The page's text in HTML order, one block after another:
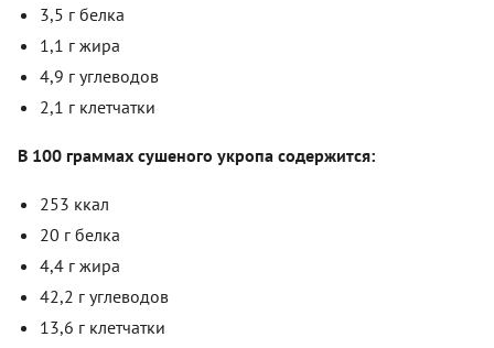
3,5 г белка
1,1 г жира
4,9 г углеводов
2,1 г клетчатки
В 100 граммах сушеного укропа содержится:
253 ккал
20 г белка
4,4 г жира
42,2 г углеводов
13,6 г клетчатки